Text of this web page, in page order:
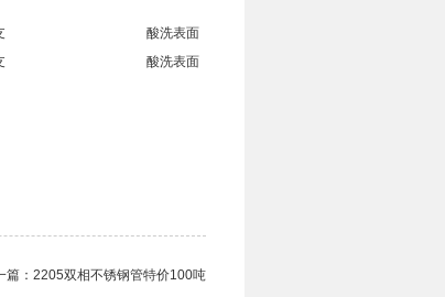
酸洗表面
酸洗表面
篇： 2205双相不锈钢管​特价100吨